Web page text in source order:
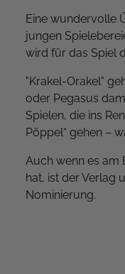
Eine wundervolle
jungen
wird für das Spiel
"Krakel-Orakel"
oder Pegasus
Spielen, die ins
Pöppel“ gehen –
Auch wenn es am
hat, ist der Verlag
Nominierung.